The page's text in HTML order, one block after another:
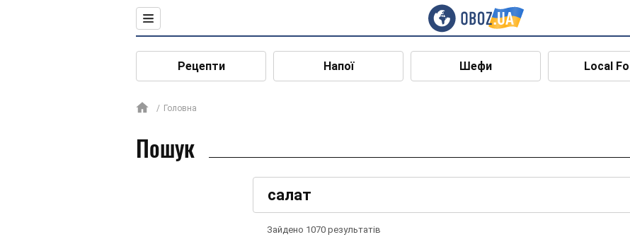
Рецепти Напої Шефи Local
Головна
Пошук
Зайдено 1070 результатів